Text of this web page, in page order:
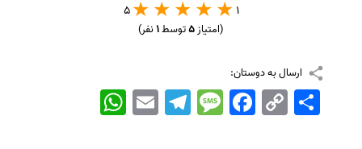
1
5
(امتیاز5توسط1نفر)
ارسال به دوستان:
WhatsApp EmailTelegramMessageFacebook Copy
Link
اشتراک